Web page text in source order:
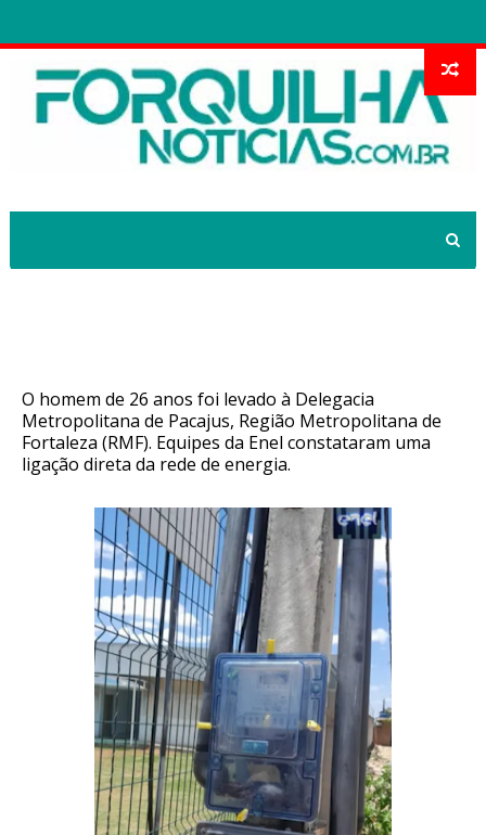
O homem de 26 anos foi levado à Delegacia
Metropolitana de Pacajus, Região Metropolitana de
Fortaleza (RMF). Equipes da Enel constataram uma
ligação direta da rede de energia.